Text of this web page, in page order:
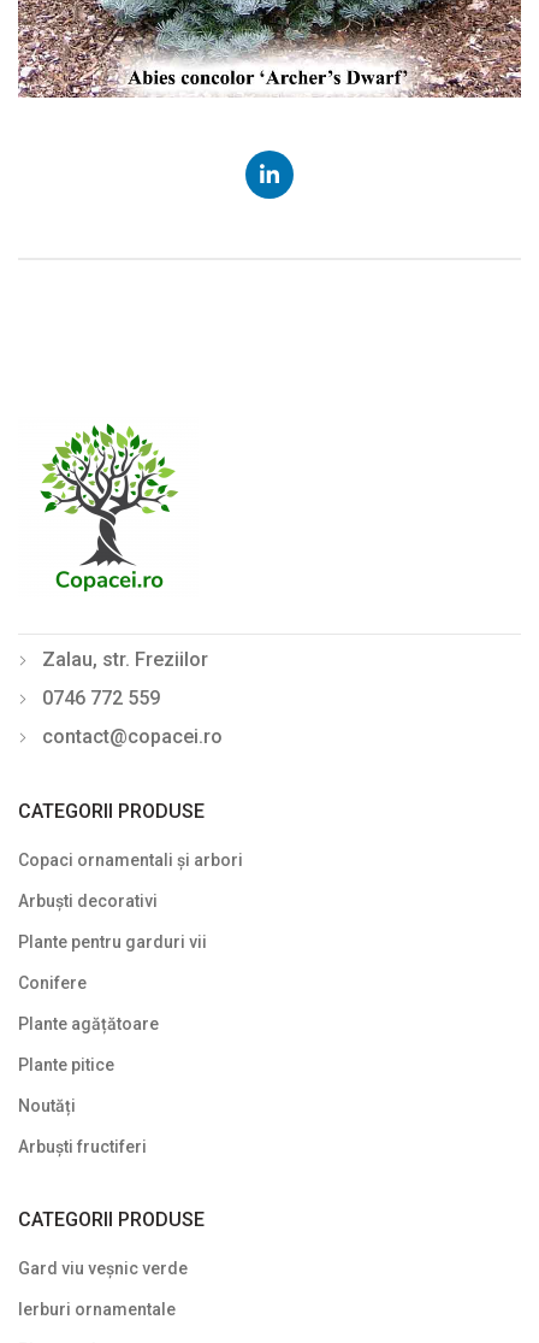
Zalau, str. Freziilor
0746 772 559
contact@copacei.ro
CATEGORII PRODUSE
Copaci ornamentali și arbori
Arbuști decorativi
Plante pentru garduri vii
Conifere
Plante agățătoare
Plante pitice
Noutăți
Arbuști fructiferi
CATEGORII PRODUSE
Gard viu veșnic verde
Ierburi ornamentale